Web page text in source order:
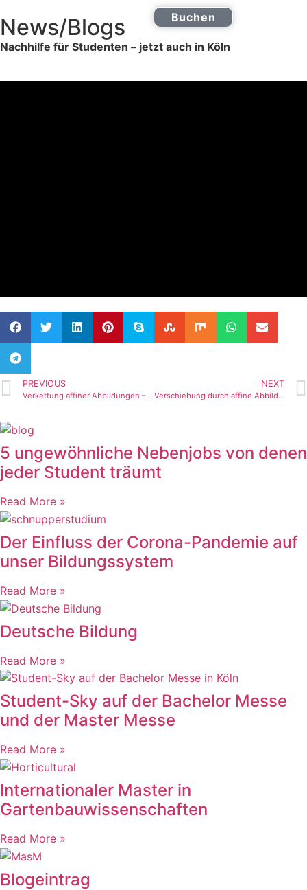
Buchen
News/Blogs
Nachhilfe für Studenten – jetzt auch in Köln
PREVIOUS
Verkettung affiner Abbildungen – Teil 1 (Tutorial)
NEXT
Verschiebung durch affine Abbildungen (Tutorial)
5 ungewöhnliche Nebenjobs von denen
jeder Student träumt
Read More »
Der Einfluss der Corona-Pandemie auf
unser Bildungssystem
Read More »
Deutsche Bildung
Read More »
Student-Sky auf der Bachelor Messe
und der Master Messe
Read More »
Internationaler Master in
Gartenbauwissenschaften
Read More »
Blogeintrag